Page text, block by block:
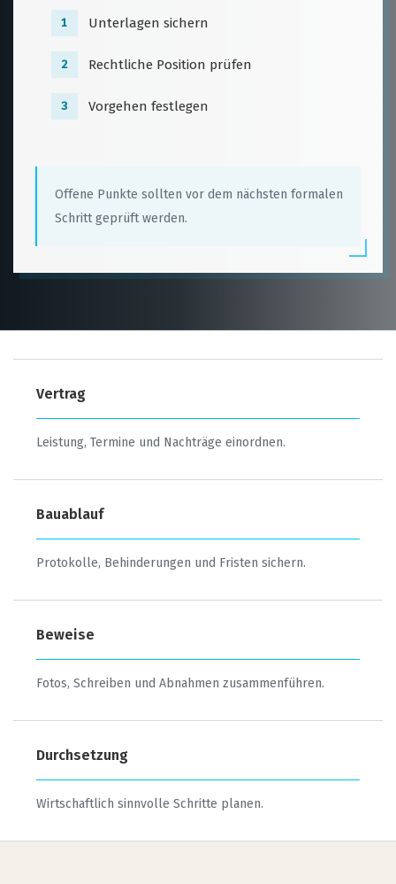
1 Unterlagen sichern
2 Rechtliche Position prüfen
3 Vorgehen festlegen
Offene Punkte sollten vor dem nächsten formalen
Schritt geprüft werden.
Vertrag
Leistung, Termine und Nachträge einordnen.
Bauablauf
Protokolle, Behinderungen und Fristen sichern.
Beweise
Fotos, Schreiben und Abnahmen zusammenführen.
Durchsetzung
Wirtschaftlich sinnvolle Schritte planen.